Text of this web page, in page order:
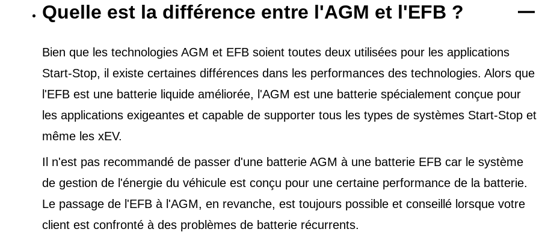
Quelle est la différence entre l'AGM et l'EFB ?
Bien que les technologies AGM et EFB soient toutes deux utilisées pour les applications
Start-Stop, il existe certaines différences dans les performances des technologies. Alors que
l'EFB est une batterie liquide améliorée, l'AGM est une batterie spécialement conçue pour
les applications exigeantes et capable de supporter tous les types de systèmes Start-Stop et
même les xEV.
Il n'est pas recommandé de passer d'une batterie AGM à une batterie EFB car le système
de gestion de l'énergie du véhicule est conçu pour une certaine performance de la batterie.
Le passage de l'EFB à l'AGM, en revanche, est toujours possible et conseillé lorsque votre
client est confronté à des problèmes de batterie récurrents.